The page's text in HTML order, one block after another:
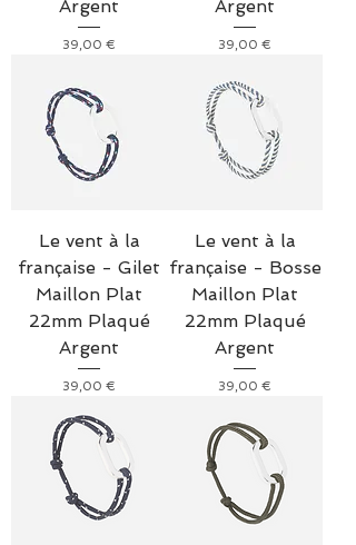
Argent
Prix
39,00 €
Argent
Prix
39,00 €
Le vent à la
française - Gilet
Maillon Plat
22mm Plaqué
Argent
Prix
39,00 €
Le vent à la
française - Bosse
Maillon Plat
22mm Plaqué
Argent
Prix
39,00 €